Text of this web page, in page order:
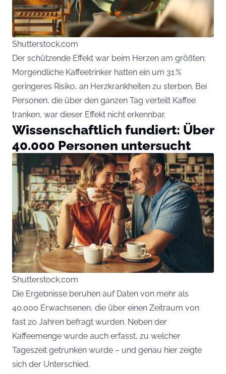
Shutterstock.com
Der schützende Effekt war beim Herzen am größten:
Morgendliche Kaffeetrinker hatten ein um 31 %
geringeres Risiko, an Herzkrankheiten zu sterben. Bei
Personen, die über den ganzen Tag verteilt Kaffee
tranken, war dieser Effekt nicht erkennbar.
Wissenschaftlich fundiert: Über
40.000 Personen untersucht
Shutterstock.com
Die Ergebnisse beruhen auf Daten von mehr als
40.000 Erwachsenen, die über einen Zeitraum von
fast 20 Jahren befragt wurden. Neben der
Kaffeemenge wurde auch erfasst, zu welcher
Tageszeit getrunken wurde – und genau hier zeigte
sich der Unterschied.